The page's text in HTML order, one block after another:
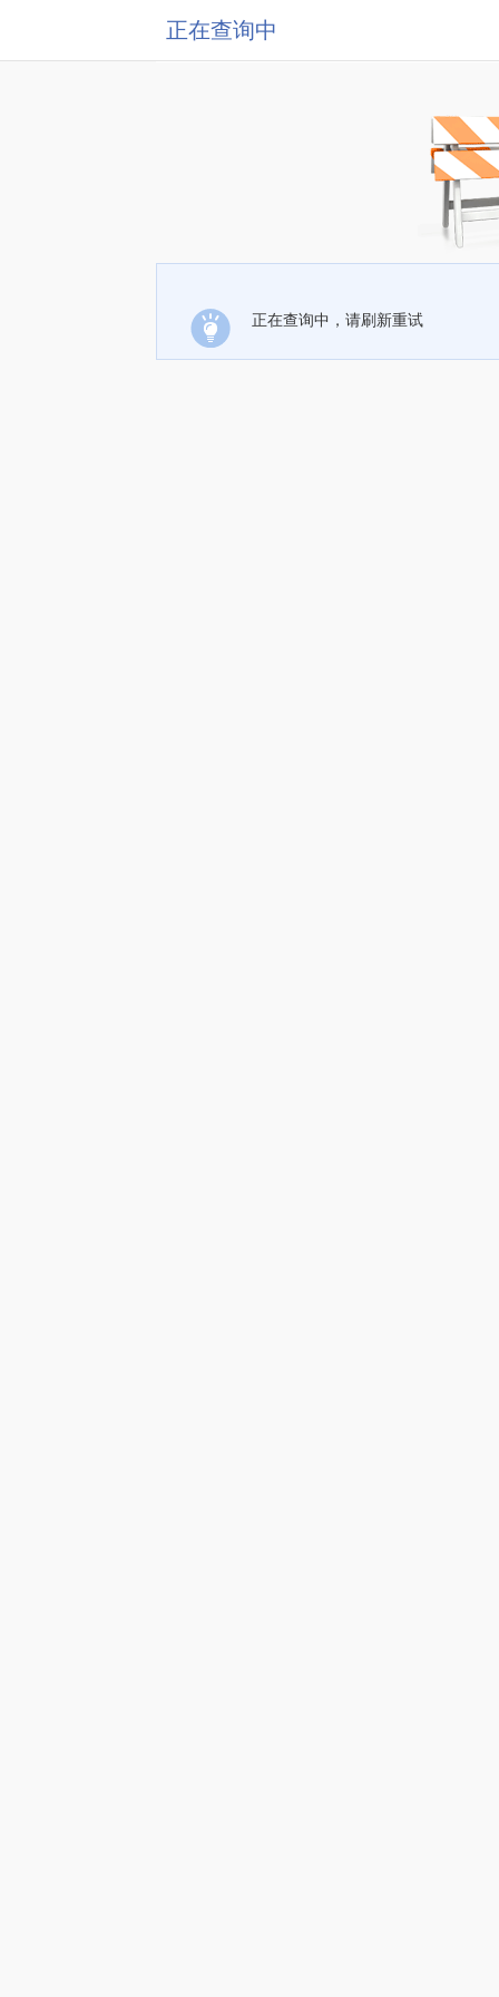
正在查询中
正在查询中，请刷新重试